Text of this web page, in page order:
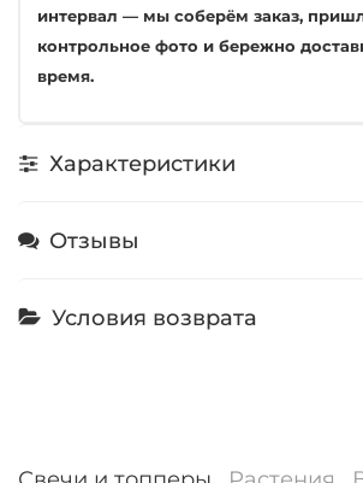
интервал — мы соберём заказ,
контрольное фото и бережно
время.
Характеристики
Отзывы
Условия возврата